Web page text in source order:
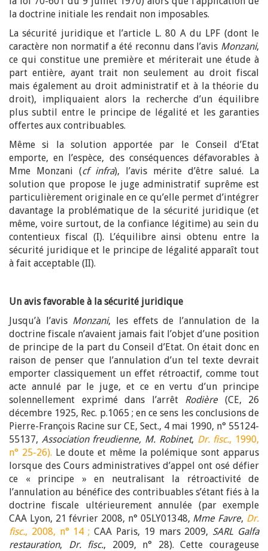
la doctrine initiale les rendait non imposables.
La sécurité juridique et l’article L. 80 A du LPF (dont le
caractère non normatif a été reconnu dans l’avis Monzani,
ce qui constitue une première et mériterait une étude à
part entière, ayant trait non seulement au droit fiscal
mais également au droit administratif et à la théorie du
droit), impliquaient alors la recherche d’un équilibre
plus subtil entre le principe de légalité et les garanties
offertes aux contribuables.
Même si la solution apportée par le Conseil d’Etat
emporte, en l’espèce, des conséquences défavorables à
Mme Monzani (cf infra), l’avis mérite d’être salué. La
solution que propose le juge administratif suprême est
particulièrement originale en ce qu’elle permet d’intégrer
davantage la problématique de la sécurité juridique (et
même, voire surtout, de la confiance légitime) au sein du
contentieux fiscal (I). L’équilibre ainsi obtenu entre la
sécurité juridique et le principe de légalité apparaît tout
à fait acceptable (II).
Un avis favorable à la sécurité juridique
Jusqu’à l’avis Monzani, les effets de l’annulation de la
doctrine fiscale n’avaient jamais fait l’objet d’une position
de principe de la part du Conseil d’Etat. On était donc en
raison de penser que l’annulation d’un tel texte devrait
emporter classiquement un effet rétroactif, comme tout
acte annulé par le juge, et ce en vertu d’un principe
solennellement exprimé dans l’arrêt Rodière(CE, 26
décembre 1925, Rec. p.1065 ; en ce sens les conclusions de
Pierre-François Racine sur CE, Sect., 4 mai 1990, n° 55124-
55137, Association freudienne, M. Robinet, Dr. fisc., 1990,
n° 25-26). Le doute et même la polémique sont apparus
lorsque des Cours administratives d’appel ont osé défier
ce « principe » en neutralisant la rétroactivité de
l’annulation au bénéfice des contribuables s’étant fiés à la
doctrine fiscale ultérieurement annulée (par exemple
CAA Lyon, 21 février 2008, n° 05LY01348, Mme Favre, Dr.
fisc., 2008, n° 14 ; CAA Paris, 19 mars 2009, SARL Galfa
restauration, Dr. fisc., 2009, n° 28). Cette courageuse